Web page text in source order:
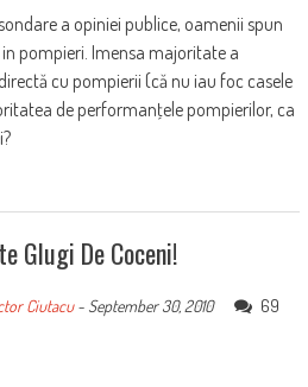
a opiniei publice, oamenii spun
pompieri. Imensa majoritate a
cu pompierii (că nu iau foc casele
de performanţele pompierilor, ca
Glugi De Coceni!
Ciutacu- September 30, 2010
69